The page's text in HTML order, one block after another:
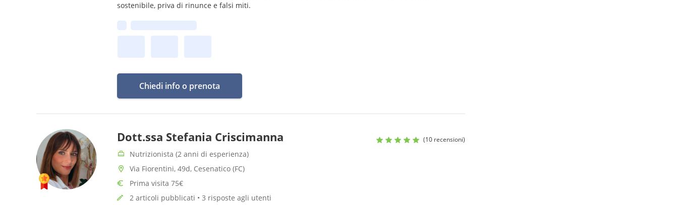
sostenibile, priva di rinunce e falsi miti.
Chiedi info o prenota
Dott.ssa Stefania Criscimanna (10 recensioni)
Nutrizionista (2 anni di esperienza)
Via Fiorentini, 49d, Cesenatico (FC)
Prima visita 75€
2 articoli pubblicati • 3 risposte agli utenti